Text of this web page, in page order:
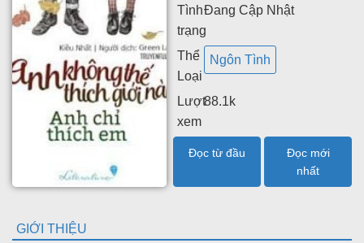
Tình
trạng
Đang Cập Nhật
Thể
Loại
Ngôn Tình
Lượt
xem
88.1k
Đọc từ đầu
Đọc mới
nhất
GIỚI THIỆU